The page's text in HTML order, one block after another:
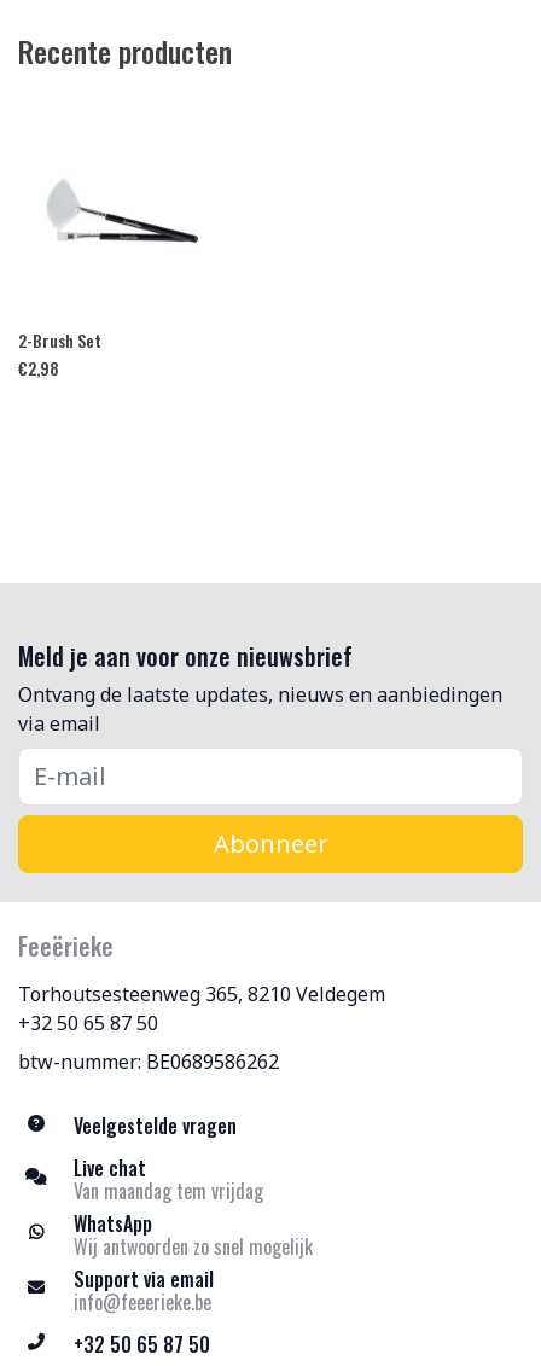
Recente producten
2-Brush Set
€2,98
Meld je aan voor onze nieuwsbrief
Ontvang de laatste updates, nieuws en aanbiedingen
via email
Abonneer
Feeërieke
Torhoutsesteenweg 365, 8210 Veldegem
+32 50 65 87 50
btw-nummer: BE0689586262
Veelgestelde vragen
Live chat
Van maandag tem vrijdag
WhatsApp
Wij antwoorden zo snel mogelijk
Support via email
info@feeerieke.be
+32 50 65 87 50